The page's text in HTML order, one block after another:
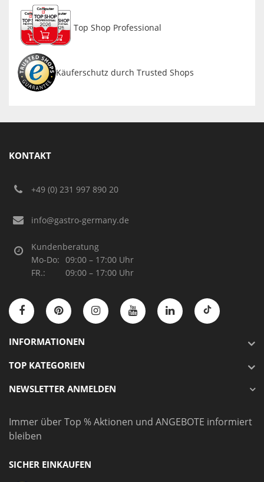
Top Shop Professional
Käuferschutz durch Trusted Shops
KONTAKT
+49 (0) 231 997 890 20
info@gastro-germany.de
Kundenberatung
Mo-Do: 09:00 – 17:00 Uhr
FR.:
09:00 – 17:00 Uhr
INFORMATIONEN
TOP KATEGORIEN
NEWSLETTER ANMELDEN
Immer über Top % Aktionen und ANGEBOTE informiert
bleiben
SICHER EINKAUFEN